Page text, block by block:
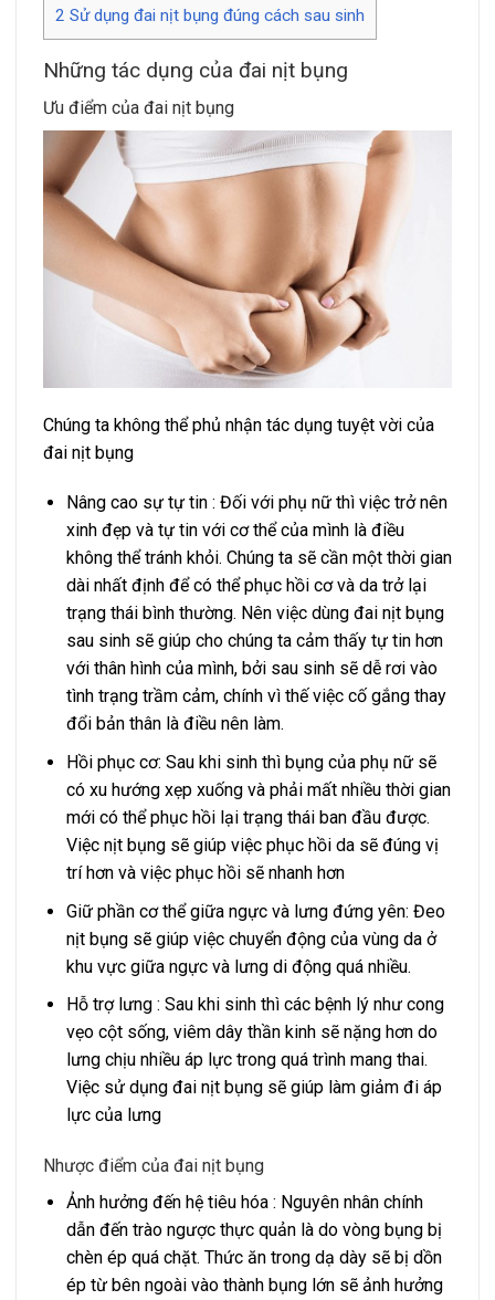
2 Sử dụng đai nịt bụng đúng cách sau sinh
Những tác dụng của đai nịt bụng
Ưu điểm của đai nịt bụng
Chúng ta không thể phủ nhận tác dụng tuyệt vời của
đai nịt bụng
Nâng cao sự tự tin : Đối với phụ nữ thì việc trở nên
xinh đẹp và tự tin với cơ thể của mình là điều
không thể tránh khỏi. Chúng ta sẽ cần một thời gian
dài nhất định để có thể phục hồi cơ và da trở lại
trạng thái bình thường. Nên việc dùng đai nịt bụng
sau sinh sẽ giúp cho chúng ta cảm thấy tự tin hơn
với thân hình của mình, bởi sau sinh sẽ dễ rơi vào
tình trạng trầm cảm, chính vì thế việc cố gắng thay
đổi bản thân là điều nên làm.
Hồi phục cơ: Sau khi sinh thì bụng của phụ nữ sẽ
có xu hướng xẹp xuống và phải mất nhiều thời gian
mới có thể phục hồi lại trạng thái ban đầu được.
Việc nịt bụng sẽ giúp việc phục hồi da sẽ đúng vị
trí hơn và việc phục hồi sẽ nhanh hơn
Giữ phần cơ thể giữa ngực và lưng đứng yên: Đeo
nịt bụng sẽ giúp việc chuyển động của vùng da ở
khu vực giữa ngực và lưng di động quá nhiều.
Hỗ trợ lưng : Sau khi sinh thì các bệnh lý như cong
vẹo cột sống, viêm dây thần kinh sẽ nặng hơn do
lưng chịu nhiều áp lực trong quá trình mang thai.
Việc sử dụng đai nịt bụng sẽ giúp làm giảm đi áp
lực của lưng
Nhược điểm của đai nịt bụng
Ảnh hưởng đến hệ tiêu hóa : Nguyên nhân chính
dẫn đến trào ngược thực quản là do vòng bụng bị
chèn ép quá chặt. Thức ăn trong dạ dày sẽ bị dồn
ép từ bên ngoài vào thành bụng lớn sẽ ảnh hưởng